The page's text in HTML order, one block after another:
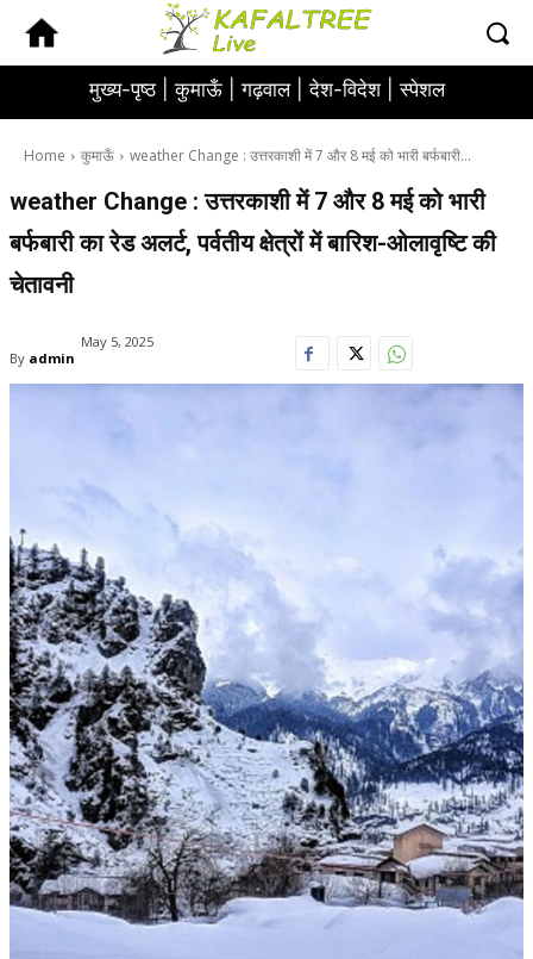
मुख्य-पृष्ठ |कुमाऊँ |गढ़वाल |देश-विदेश |स्पेशल
Home कुमाऊँ weather Change : उत्तरकाशी में 7 और 8 मई को भारी बर्फबारी...
weather Change : उत्तरकाशी में 7 और 8 मई को भारी
बर्फबारी का रेड अलर्ट, पर्वतीय क्षेत्रों में बारिश-ओलावृष्टि की
चेतावनी
By admin
May 5, 2025